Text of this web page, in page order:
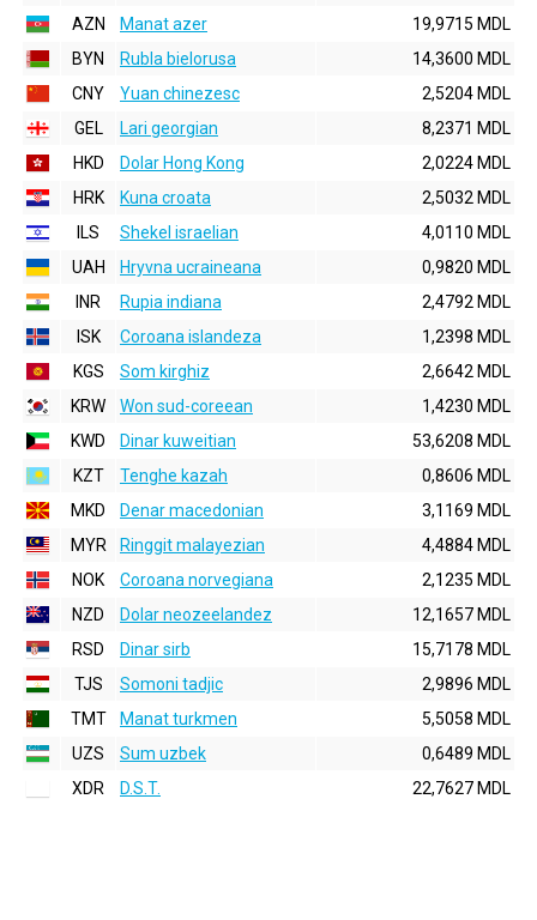
AZN
Manat azer
19,9715 MDL
BYN
Rubla bielorusa
14,3600 MDL
CNY
Yuan chinezesc
2,5204 MDL
GEL
Lari georgian
8,2371 MDL
HKD
Dolar Hong Kong
2,0224 MDL
HRK
Kuna croata
2,5032 MDL
ILS
Shekel israelian
4,0110 MDL
UAH
Hryvna ucraineana
0,9820 MDL
INR
Rupia indiana
2,4792 MDL
ISK
Coroana islandeza
1,2398 MDL
KGS
Som kirghiz
2,6642 MDL
KRW
Won sud-coreean
1,4230 MDL
KWD
Dinar kuweitian
53,6208 MDL
KZT
Tenghe kazah
0,8606 MDL
MKD
Denar macedonian
3,1169 MDL
MYR
Ringgit malayezian
4,4884 MDL
NOK
Coroana norvegiana
2,1235 MDL
NZD
Dolar neozeelandez
12,1657 MDL
RSD
Dinar sirb
15,7178 MDL
TJS
Somoni tadjic
2,9896 MDL
TMT
Manat turkmen
5,5058 MDL
UZS
Sum uzbek
0,6489 MDL
XDR
D.S.T. 22,7627 MDL